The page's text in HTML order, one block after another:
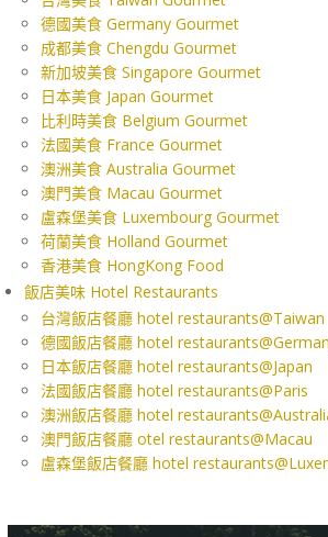
德國美食 Germany Gourmet
成都美食 Chengdu Gourmet
新加坡美食 Singapore Gourmet
日本美食 Japan Gourmet
比利時美食 Belgium Gourmet
法國美食 France Gourmet
澳洲美食 Australia Gourmet
澳門美食 Macau Gourmet
盧森堡美食 Luxembourg Gourmet
荷蘭美食 Holland Gourmet
香港美食 HongKong Food
飯店美味 Hotel Restaurants
台灣飯店餐廳 hotel restaurants@Taiwan
德國飯店餐廳 hotel
日本飯店餐廳 hotel restaurants@Japan
法國飯店餐廳 hotel restaurants@Paris
澳洲飯店餐廳 hotel
澳門飯店餐廳 otel restaurants@Macau
盧森堡飯店餐廳 hotel